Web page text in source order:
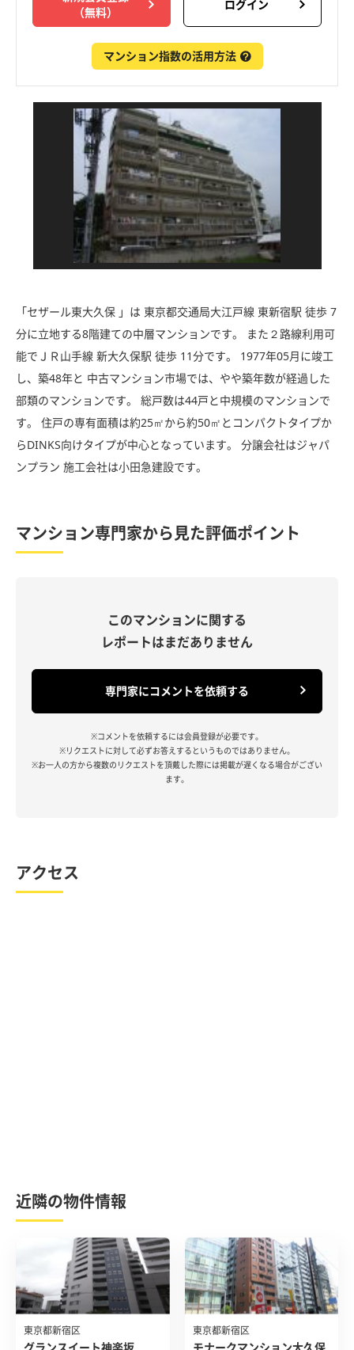
（無料）
ログイン
マンション指数の活用方法
「セザール東大久保 」は 東京都交通局大江戸線 東新宿駅 徒歩 7
分に立地する8階建ての中層マンションです。 また２路線利用可
能でＪＲ山手線 新大久保駅 徒歩 11分です。 1977年05月に竣工
し、築48年と 中古マンション市場では、やや築年数が経過した
部類のマンションです。 総戸数は44戸と中規模のマンションで
す。 住戸の専有面積は約25㎡から約50㎡とコンパクトタイプか
らDINKS向けタイプが中心となっています。 分譲会社はジャパ
ンプラン 施工会社は小田急建設です。
マンション専門家から見た評価ポイント
このマンションに関する
レポートはまだありません
専門家にコメントを依頼する
※コメントを依頼するには会員登録が必要です。
※リクエストに対して必ずお答えするというものではありません。
※お一人の方から複数のリクエストを頂戴した際には掲載が遅くなる場合がござい
ます。
アクセス
近隣の物件情報
東京都新宿区 東京都新宿区